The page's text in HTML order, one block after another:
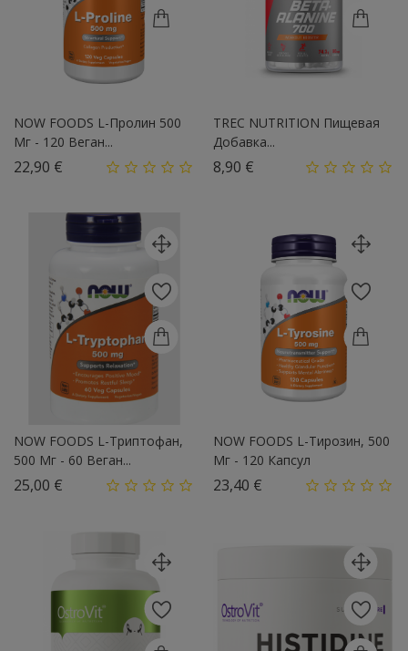
NOW FOODS L-Пролин 500
Мг - 120 Веган...
22,90 €
TREC NUTRITION Пищевая
Добавка...
8,90 €
NOW FOODS L-Триптофан,
500 Мг - 60 Веган...
25,00 €
NOW FOODS L-Тирозин, 500
Мг - 120 Капсул
23,40 €